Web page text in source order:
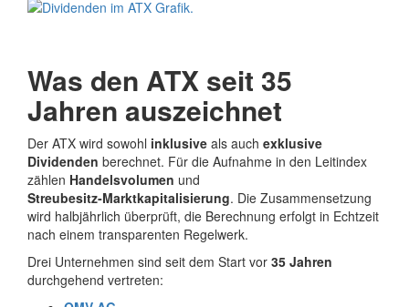
Was den ATX seit 35
Jahren auszeichnet
Der ATX wird sowohl inklusive als auch exklusive
Dividenden berechnet. Für die Aufnahme in den Leitindex
zählen Handelsvolumen und
Streubesitz‑Marktkapitalisierung. Die Zusammensetzung
wird halbjährlich überprüft, die Berechnung erfolgt in Echtzeit
nach einem transparenten Regelwerk.
Drei Unternehmen sind seit dem Start vor 35 Jahren
durchgehend vertreten: